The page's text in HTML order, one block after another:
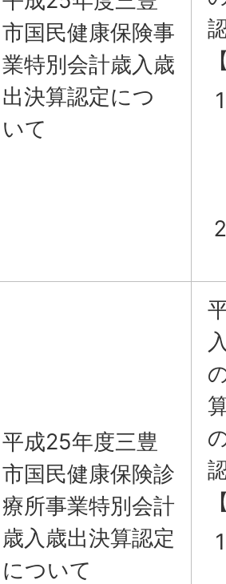
市国民健康保険事
業特別会計歳入歳
出決算認定につ
いて
平成25年度三豊
市国民健康保険診
療所事業特別会計
歳入歳出決算認定
について